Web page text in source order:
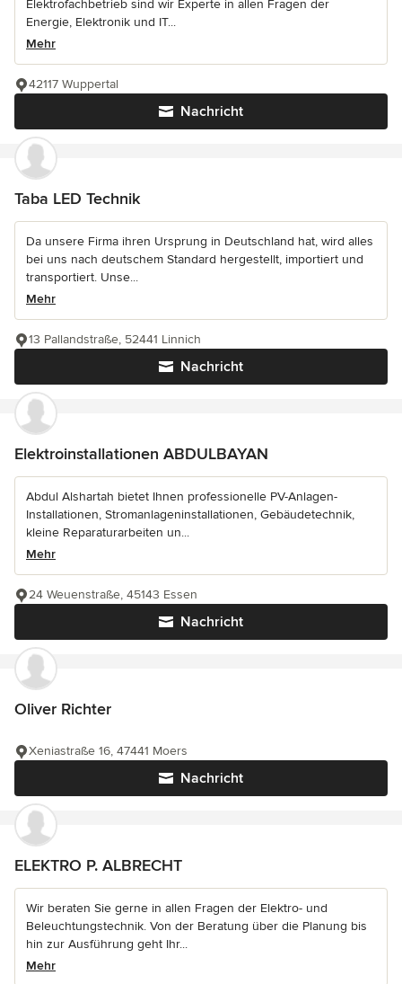
Elektrofachbetrieb sind wir Experte in allen Fragen der
Energie, Elektronik und IT...
Mehr
Nachricht
42117 Wuppertal
Taba LED Technik
Da unsere Firma ihren Ursprung in Deutschland hat, wird alles
bei uns nach deutschem Standard hergestellt, importiert und
transportiert. Unse...
Mehr
Nachricht
13 Pallandstraße, 52441 Linnich
Elektroinstallationen ABDULBAYAN
Abdul Alshartah bietet Ihnen professionelle PV-Anlagen-
Installationen, Stromanlageninstallationen, Gebäudetechnik,
kleine Reparaturarbeiten un...
Mehr
Nachricht
24 Weuenstraße, 45143 Essen
Oliver Richter
Nachricht
Xeniastraße 16, 47441 Moers
ELEKTRO P. ALBRECHT
Wir beraten Sie gerne in allen Fragen der Elektro- und
Beleuchtungstechnik. Von der Beratung über die Planung bis
hin zur Ausführung geht Ihr...
Mehr